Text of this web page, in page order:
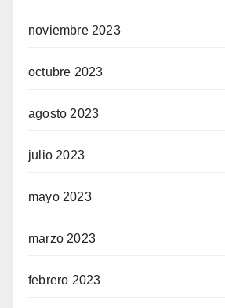
noviembre 2023
octubre 2023
agosto 2023
julio 2023
mayo 2023
marzo 2023
febrero 2023